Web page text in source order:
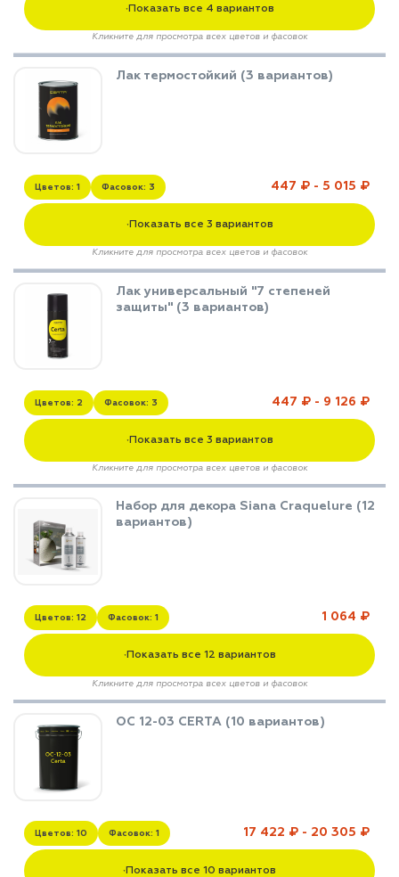
▼Показать все 4 вариантов
Кликните для просмотра всех цветов и фасовок
Лак термостойкий (3 вариантов)
Цветов: 1 Фасовок: 3 447 ₽ - 5 015 ₽
▼Показать все 3 вариантов
Кликните для просмотра всех цветов и фасовок
Лак универсальный "7 степеней
защиты" (3 вариантов)
Цветов: 2 Фасовок: 3 447 ₽ - 9 126 ₽
▼Показать все 3 вариантов
Кликните для просмотра всех цветов и фасовок
Набор для декора Siana Craquelure (12
вариантов)
Цветов: 12 Фасовок: 1 1 064 ₽
▼Показать все 12 вариантов
Кликните для просмотра всех цветов и фасовок
ОС 12-03 CERTA (10 вариантов)
Цветов: 10 Фасовок: 1 17 422 ₽ - 20 305 ₽
▼Показать все 10 вариантов